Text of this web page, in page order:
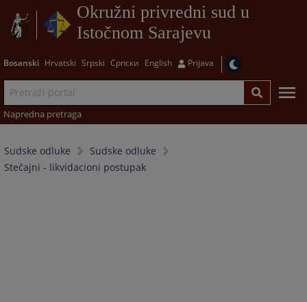
Okružni privredni sud u
Istočnom Sarajevu
Bosanski Hrvatski Srpski Српски English Prijava
Napredna pretraga
Sudske odluke
Sudske odluke
Stečajni - likvidacioni postupak